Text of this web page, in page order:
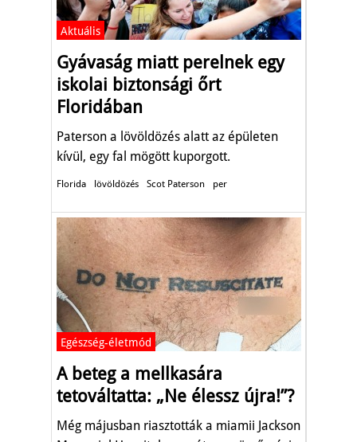
Aktuális
Gyávaság miatt perelnek egy
iskolai biztonsági őrt
Floridában
Paterson a lövöldözés alatt az épületen
kívül, egy fal mögött kuporgott.
Florida lövöldözés Scot Paterson per
Egészség-életmód
A beteg a mellkasára
tetováltatta: „Ne élessz újra!”?
Még májusban riasztották a miamii Jackson